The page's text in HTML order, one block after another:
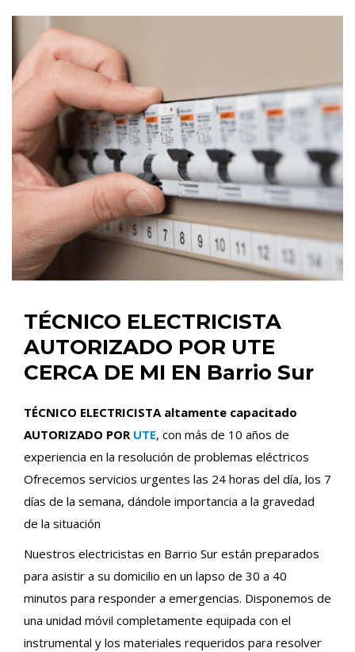
TÉCNICO ELECTRICISTA
AUTORIZADO POR UTE
CERCA DE MI EN Barrio Sur
TÉCNICO ELECTRICISTA altamente capacitado
AUTORIZADO POR UTE, con más de 10 años de
experiencia en la resolución de problemas eléctricos
Ofrecemos servicios urgentes las 24 horas del día, los 7
días de la semana, dándole importancia a la gravedad
de la situación
Nuestros electricistas en Barrio Sur están preparados
para asistir a su domicilio en un lapso de 30 a 40
minutos para responder a emergencias. Disponemos de
una unidad móvil completamente equipada con el
instrumental y los materiales requeridos para resolver